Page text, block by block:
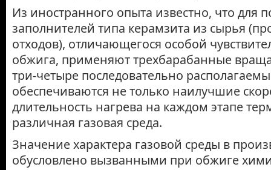
Из иностранного опыта известно, что для
заполнителей типа керамзита из сырья
отходов), отличающегося особой
обжига, применяют трехбарабанные
три-четыре последовательно
обеспечиваются не только наилучшие
длительность нагрева на каждом этапе
различная газовая среда.
Значение характера газовой среды в
обусловлено вызванными при обжиге